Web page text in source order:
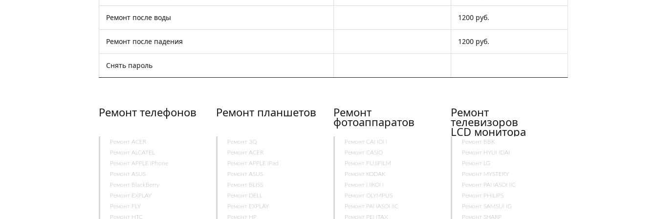
Ремонт после воды 1200 руб.
Ремонт после падения 1200 руб.
Снять пароль
Ремонт телефонов
Ремонт ACER
Ремонт ALCATEL
Ремонт APPLE iPhone
Ремонт ASUS
Ремонт BlackBerry
Ремонт EXPLAY
Ремонт FLY
Ремонт HTC
Ремонт планшетов
Ремонт 3Q
Ремонт ACER
Ремонт APPLE iPad
Ремонт ASUS
Ремонт BLISS
Ремонт DELL
Ремонт EXPLAY
Ремонт HP
Ремонт
фотоаппаратов
Ремонт CANON
Ремонт CASIO
Ремонт FUJIFILM
Ремонт KODAK
Ремонт NIKON
Ремонт OLYMPUS
Ремонт PANASONIC
Ремонт PENTAX
Ремонт
телевизоров
LCD монитора
Ремонт BBK
Ремонт HYUNDAI
Ремонт LG
Ремонт MYSTERY
Ремонт PANASONIC
Ремонт PHILIPS
Ремонт SAMSUNG
Ремонт SHARP